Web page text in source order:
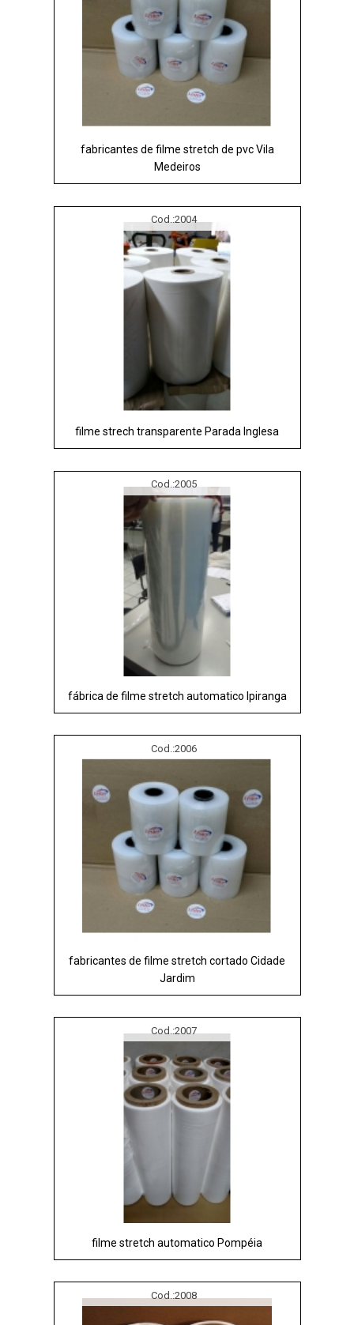
fabricantes de filme stretch de pvc Vila
Medeiros
Cod.:2004
filme strech transparente Parada Inglesa
Cod.:2005
fábrica de filme stretch automatico Ipiranga
Cod.:2006
fabricantes de filme stretch cortado Cidade
Jardim
Cod.:2007
filme stretch automatico Pompéia
Cod.:2008